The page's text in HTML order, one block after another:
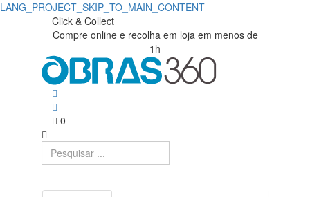
LANG_PROJECT_SKIP_TO_MAIN_CONTENT
Acessórios
Cedral
Obras360
Obras360
Materiais
Construção
Click & Collect
Compre online e recolha em loja em menos de
1h
0